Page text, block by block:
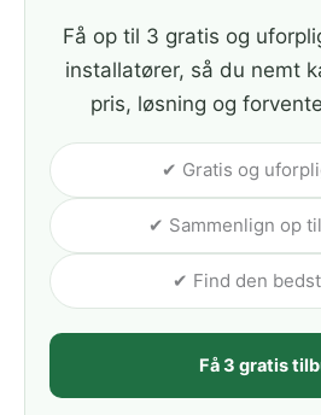
Få op til 3 gratis og
installatører, så du nemt
pris, løsning og
✔ Gratis og
✔ Sammenlign op
✔ Find den
Få 3 gratis